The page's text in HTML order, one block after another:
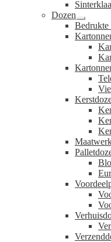
Dozen
Bedrukte